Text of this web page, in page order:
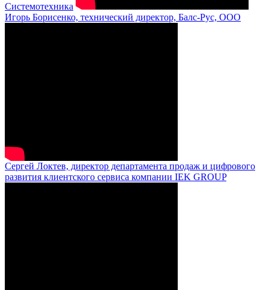
Системотехника
Игорь Борисенко, технический директор, Балс-Рус, ООО
Сергей Локтев, директор департамента продаж и цифрового
развития клиентского сервиса компании IEK GROUP